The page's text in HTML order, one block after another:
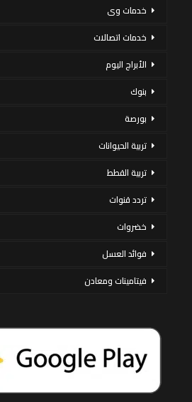
خدمات وى
خدمات اتصالات
الأبراج اليوم
بنوك
بورصة
تربية الحيوانات
تربية القطط
تردد قنوات
خضروات
فوائد العسل
فيتامينات ومعادن